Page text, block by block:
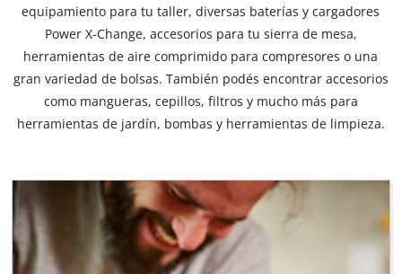
equipamiento para tu taller, diversas baterías y cargadores
Power X-Change, accesorios para tu sierra de mesa,
herramientas de aire comprimido para compresores o una
gran variedad de bolsas. También podés encontrar accesorios
como mangueras, cepillos, filtros y mucho más para
herramientas de jardín, bombas y herramientas de limpieza.